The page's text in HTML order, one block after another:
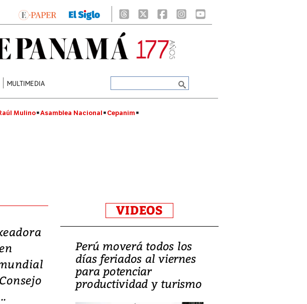
MULTIMEDIA
Mulino Asamblea Nacional Cepanim
VIDEOS
su
y
Perú moverá todos los
días feriados al viernes
para potenciar
productividad y turismo